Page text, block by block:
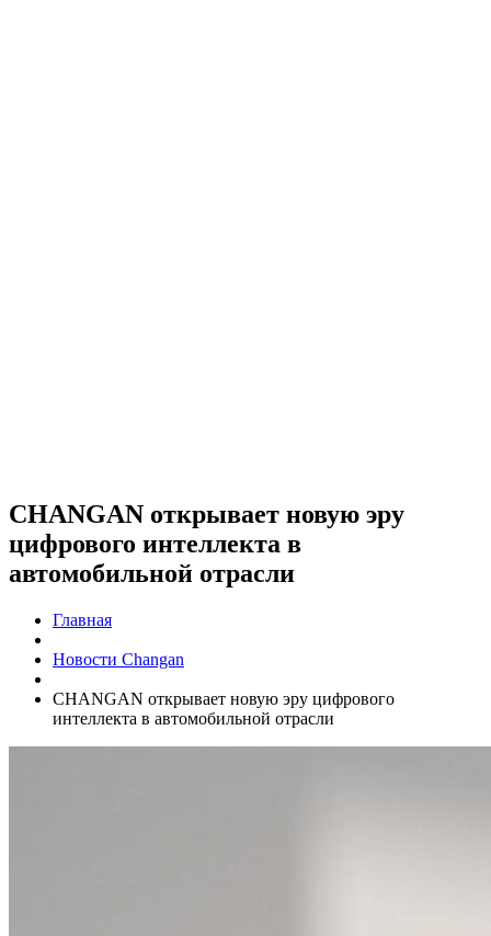
CHANGAN открывает новую эру
цифрового интеллекта в
автомобильной отрасли
Главная
Новости Changan
CHANGAN открывает новую эру цифрового
интеллекта в автомобильной отрасли